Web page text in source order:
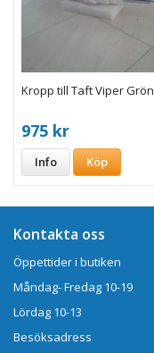
Kropp till Taft Viper Grön
975 kr
Info Köp
Kontakta oss
Öppettider i butiken
Måndag- Fredag 10-19
Lördag 10-13
Besöksadress